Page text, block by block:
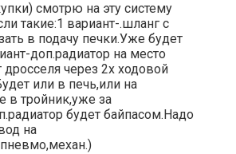
смотрю на эту систему
такие:1 вариант-.шланг с
в подачу печки.Уже будет
доп.радиатор на место
дросселя через 2х ходовой
или в печь,или на
в тройник,уже за
будет байпасом.Надо
на